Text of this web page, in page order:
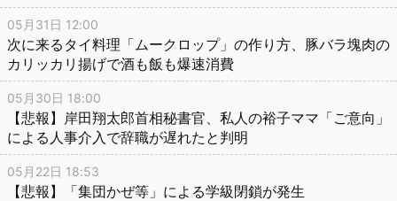
05月31日 12:00
次に来るタイ料理「ムークロップ」の作り方、豚バラ塊肉の
カリッカリ揚げで酒も飯も爆速消費
05月30日 18:00
【悲報】岸田翔太郎首相秘書官、私人の裕子ママ「ご意向」
による人事介入で辞職が遅れたと判明
05月22日 18:53
【悲報】「集団かぜ等」による学級閉鎖が発生